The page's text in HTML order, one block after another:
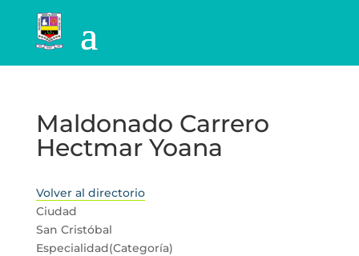
Maldonado Carrero
Hectmar Yoana
Volver al directorio
Ciudad
San Cristóbal
Especialidad(Categoría)